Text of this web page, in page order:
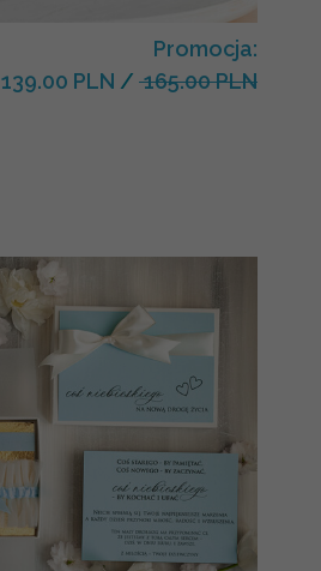
Promocja:
139.00 PLN / 165.00 PLN